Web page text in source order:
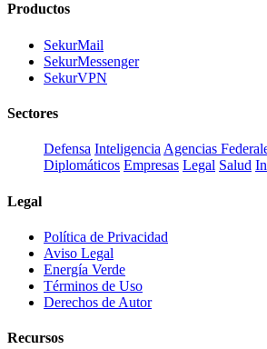
Productos
SekurMail
SekurMessenger
SekurVPN
Sectores
Defensa Inteligencia Agencias
Diplomáticos Empresas Legal Salud
Legal
Política de Privacidad
Aviso Legal
Energía Verde
Términos de Uso
Derechos de Autor
Recursos